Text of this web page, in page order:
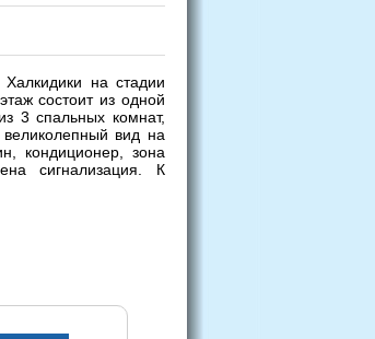
на стадии
состоит из одной
3 спальных комнат,
вид на
кондиционер, зона
сигнализация. К